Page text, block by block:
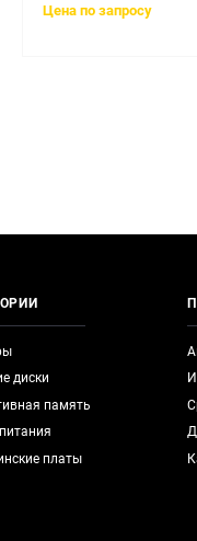
Цена по запросу
диски
память
платы